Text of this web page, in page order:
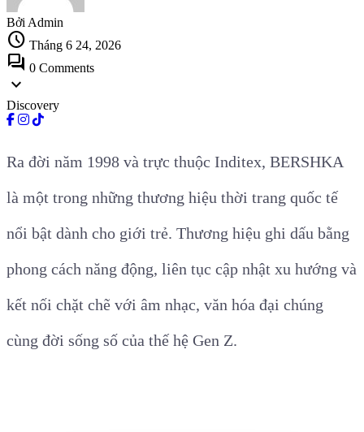
Bởi Admin
schedule Tháng 6 24, 2026
forum 0 Comments
expand_more
Discovery
Ra đời năm 1998 và trực thuộc Inditex, BERSHKA
là một trong những thương hiệu thời trang quốc tế
nổi bật dành cho giới trẻ. Thương hiệu ghi dấu bằng
phong cách năng động, liên tục cập nhật xu hướng và
kết nối chặt chẽ với âm nhạc, văn hóa đại chúng
cùng đời sống số của thế hệ Gen Z.